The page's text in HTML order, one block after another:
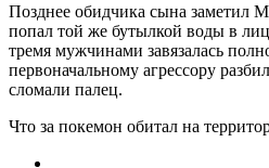
Позднее обидчика сына заметил
попал той же бутылкой воды в
тремя мужчинами завязалась
первоначальному агрессору
сломали палец.
Что за покемон обитал на